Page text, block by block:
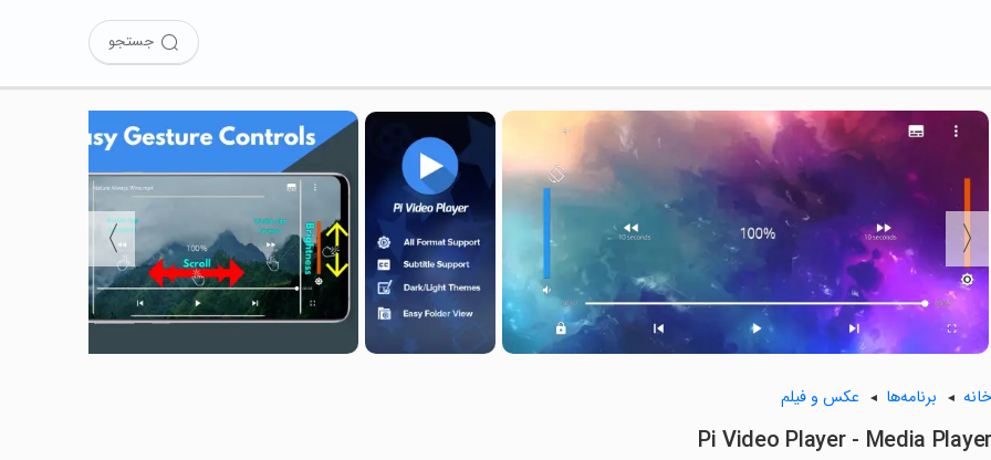
جستجو
〈
〉
خانه برنامه‌ها عکس و فیلم
Pi Video Player - Media Player